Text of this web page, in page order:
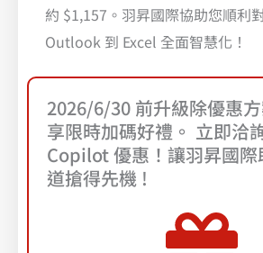
約 $1,157。羽昇國際協助您順利
Outlook 到 Excel 全面智慧化！
2026/6/30 前升級除優惠
享限時加碼好禮。 立即洽
Copilot 優惠！讓羽昇國際
道搶得先機 !